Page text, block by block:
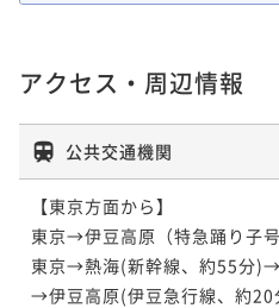
アクセス・周辺情報
公共交通機関
【東京方面から】
東京→伊豆高原（特急踊り子号
東京→熱海(新幹線、約55分)→
→伊豆高原(伊豆急行線、約20